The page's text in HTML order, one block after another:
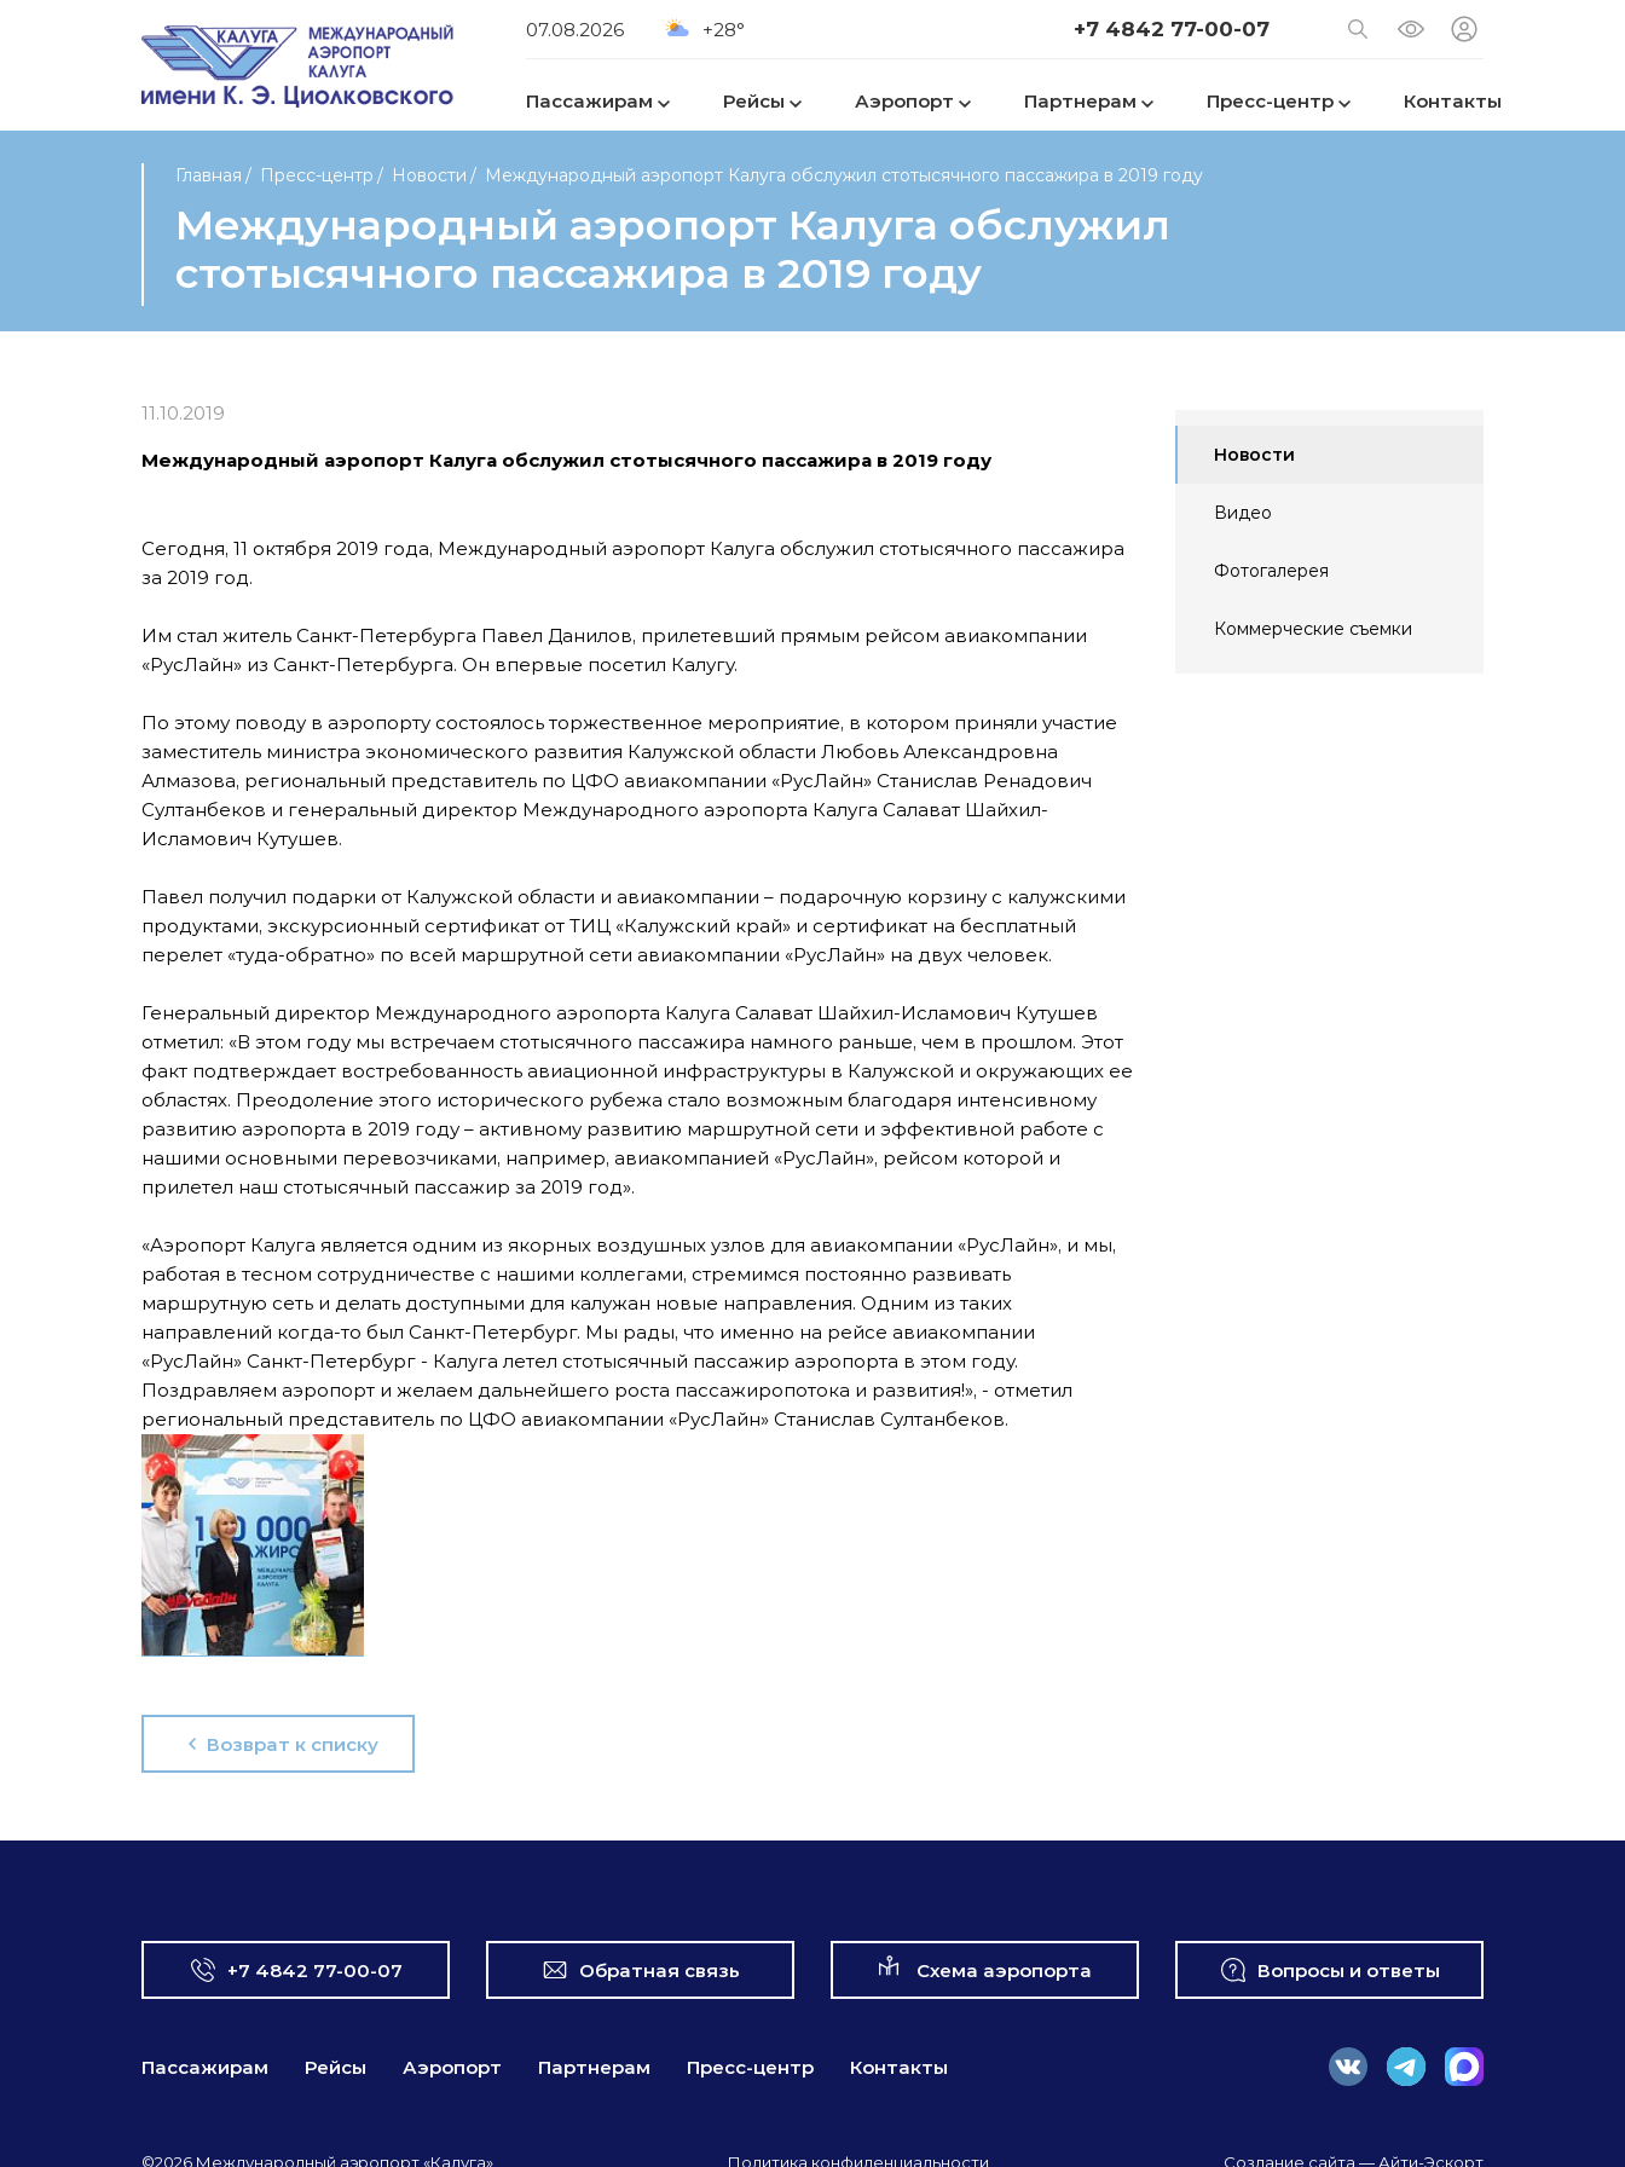
07.08.2026 +28° +7 4842 77-00-07
Пассажирам Рейсы Аэропорт Партнерам Пресс-центр Контакты
Главная Пресс-центр Новости Международный аэропорт Калуга обслужил стотысячного пассажира в 2019 году
Международный аэропорт Калуга обслужил
стотысячного пассажира в 2019 году
11.10.2019
Международный аэропорт Калуга обслужил стотысячного пассажира в 2019 году
Сегодня, 11 октября 2019 года, Международный аэропорт Калуга обслужил стотысячного пассажира
за 2019 год.
Им стал житель Санкт-Петербурга Павел Данилов, прилетевший прямым рейсом авиакомпании
«РусЛайн» из Санкт-Петербурга. Он впервые посетил Калугу.
По этому поводу в аэропорту состоялось торжественное мероприятие, в котором приняли участие
заместитель министра экономического развития Калужской области Любовь Александровна
Алмазова, региональный представитель по ЦФО авиакомпании «РусЛайн» Станислав Ренадович
Султанбеков и генеральный директор Международного аэропорта Калуга Салават Шайхил-
Исламович Кутушев.
Павел получил подарки от Калужской области и авиакомпании – подарочную корзину с калужскими
продуктами, экскурсионный сертификат от ТИЦ «Калужский край» и сертификат на бесплатный
перелет «туда-обратно» по всей маршрутной сети авиакомпании «РусЛайн» на двух человек.
Генеральный директор Международного аэропорта Калуга Салават Шайхил-Исламович Кутушев
отметил: «В этом году мы встречаем стотысячного пассажира намного раньше, чем в прошлом. Этот
факт подтверждает востребованность авиационной инфраструктуры в Калужской и окружающих ее
областях. Преодоление этого исторического рубежа стало возможным благодаря интенсивному
развитию аэропорта в 2019 году – активному развитию маршрутной сети и эффективной работе с
нашими основными перевозчиками, например, авиакомпанией «РусЛайн», рейсом которой и
прилетел наш стотысячный пассажир за 2019 год».
«Аэропорт Калуга является одним из якорных воздушных узлов для авиакомпании «РусЛайн», и мы,
работая в тесном сотрудничестве с нашими коллегами, стремимся постоянно развивать
маршрутную сеть и делать доступными для калужан новые направления. Одним из таких
направлений когда-то был Санкт-Петербург. Мы рады, что именно на рейсе авиакомпании
«РусЛайн» Санкт-Петербург - Калуга летел стотысячный пассажир аэропорта в этом году.
Поздравляем аэропорт и желаем дальнейшего роста пассажиропотока и развития!», - отметил
региональный представитель по ЦФО авиакомпании «РусЛайн» Станислав Султанбеков.
Возврат к списку
Новости
Видео
Фотогалерея
Коммерческие съемки
+7 4842 77-00-07 Обратная связь Схема аэропорта Вопросы и ответы
Пассажирам Рейсы Аэропорт Партнерам Пресс-центр Контакты
©2026 Международный аэропорт «Калуга» Политика конфиденциальности Создание сайта — Айти-Эскорт